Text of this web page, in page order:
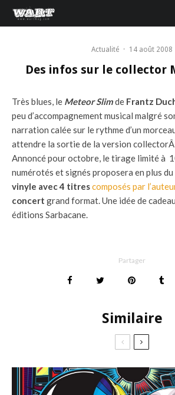
Actualité · 14 août 2008
Des infos sur le collector
Très blues, le Meteor Slimde Frantz
peu d’accompagnement musical malgré
narration calée sur le rythme d’un
attendre la sortie de la version collectorÂ
Annoncé pour octobre, le tirage limité à
numérotés et signés proposera en plus du
vinyle avec 4 titrescomposés par
concert grand format. Une idée de
éditions Sarbacane.
Partager
Similaire